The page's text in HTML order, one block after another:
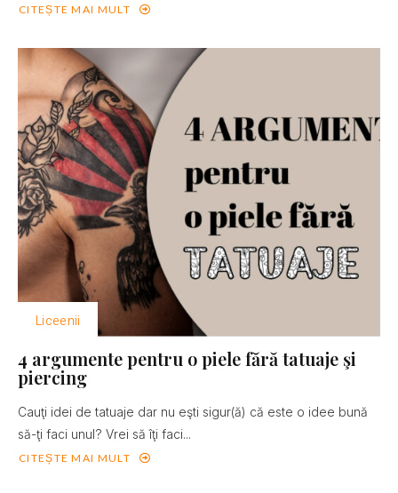
CITEȘTE MAI MULT
Liceenii
4 argumente pentru o piele fără tatuaje şi
piercing
Cauţi idei de tatuaje dar nu eşti sigur(ă) că este o idee bună
să-ţi faci unul? Vrei să îţi faci...
CITEȘTE MAI MULT